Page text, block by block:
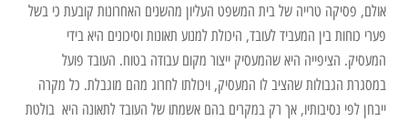
אולם, פסיקה טרייה של בית המשפט העליון מהשנים האחרונות קובעת כי בשל
פערי כוחות בין המעביד לעובד, היכולת למנוע תאונות וסיכונים היא בידי
המעסיק. הציפייה היא שהמעסיק ייצור מקום עבודה בטוח. העובד פועל
במסגרת הגבולות שהציב לו המעסיק, ויכולתו לחרוג מהם מוגבלת. כל מקרה
ייבחן לפי נסיבותיו, אך רק במקרים בהם אשמתו של העובד לתאונה היא בולטת